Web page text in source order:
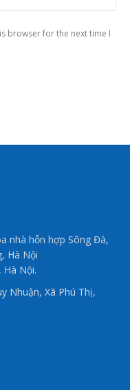
browser for the next time I
nhà hỗn hợp Sông Đà,
Hà Nội
Hà Nội.
Nhuận, Xã Phú Thị,